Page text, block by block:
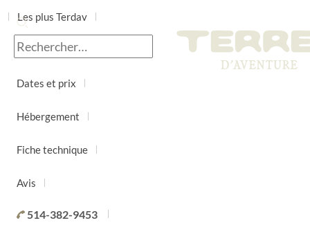
Les plus Terdav
Jour par jour
Dates et prix
Hébergement
Fiche technique
Avis
514-382-9453